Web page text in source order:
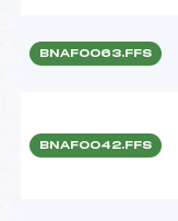
BNAF0063.FFS
BNAF0042.FFS